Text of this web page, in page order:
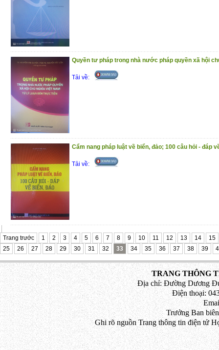
Quyền tư pháp trong nhà nước pháp quyền xã hội
Tải về:
Cẩm nang pháp luật về biển, đảo; 100 câu hỏi - đáp
Tải về:
Trang trước 1 2 3 4 5 6 7 8 9 10 11 12 13 14
15
25
26 27 28 29 30 31 32 33 34 35 36 37 38 39
TRANG THÔNG
Địa chỉ: Đường Dương
Điện thoại:
Trưởng Ban
Ghi rõ nguồn Trang thông tin điện tử